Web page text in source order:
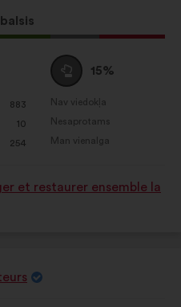
883
10
254
Neitrāls
balsojums
:
15%
kā:
Nav viedokļa
:reize(-
s)
Nesaprotams
:reize(-
s)
Man vienalga
:reize(-
et restaurer ensemble la